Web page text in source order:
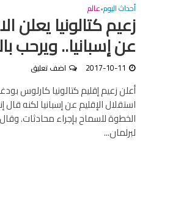
أحداث اليوم•عالم
زعيم كتالونيا يعلن
عن إسبانيا.. ويرحب
2017-10-11 اضف تعليق
أعلن زعيم إقليم كتالونيا كارلوس
استقلال الإقليم عن إسبانيا لكنه قال
الخطوة للسماح بإجراء محادثات.
لبرلمان...